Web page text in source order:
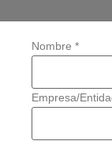
Nombre*
Empresa/